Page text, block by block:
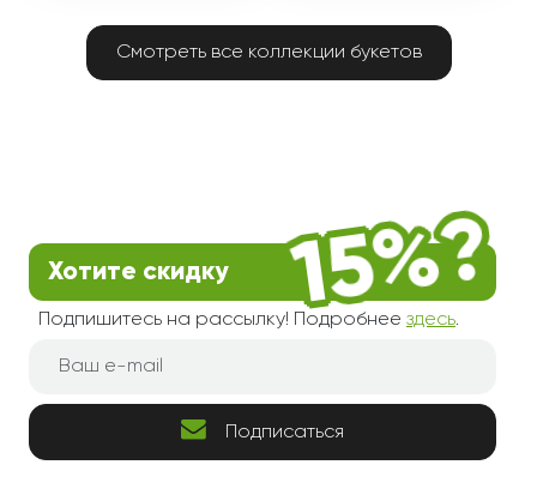
Смотреть все коллекции букетов
Хотите скидку
Подпишитесь на рассылку! Подробнее здесь.
Подписаться